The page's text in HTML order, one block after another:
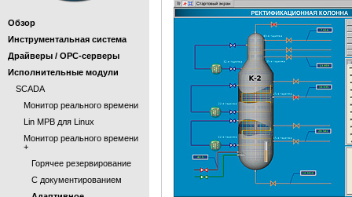
Обзор
Инструментальная система
Драйверы / OPC-серверы
Исполнительные модули
SCADA
Монитор реального времени
Lin МРВ для Linux
Монитор реального времени
+
Горячее резервирование
С документированием